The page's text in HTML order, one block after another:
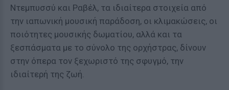
Ντεμπυσσύ και Ραβέλ, τα ιδιαίτερα στοιχεία από
την ιαπωνική μουσική παράδοση, οι κλιμακώσεις, οι
ποιότητες μουσικής δωματίου, αλλά και τα
ξεσπάσματα με το σύνολο της ορχήστρας, δίνουν
στην όπερα τον ξεχωριστό της σφυγμό, την
ιδιαίτερή της ζωή.